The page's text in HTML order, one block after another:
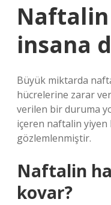
insana
Büyük miktarda
hücrelerine zarar
verilen bir duruma
içeren naftalin yiyen
gözlemlenmiştir.
Naftalin
kovar?